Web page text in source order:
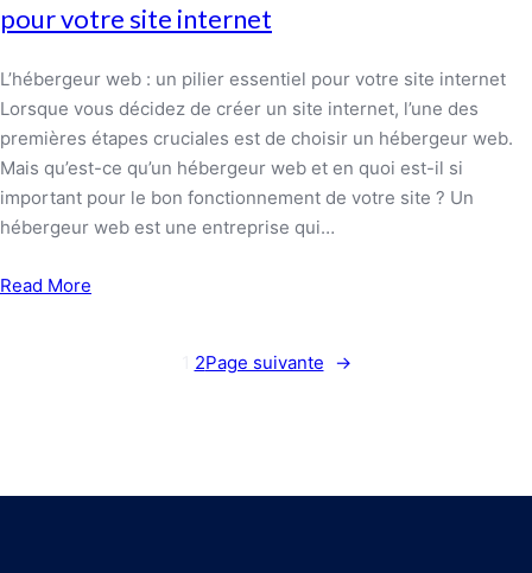
pour votre site internet
L’hébergeur web : un pilier essentiel pour votre site internet
Lorsque vous décidez de créer un site internet, l’une des
premières étapes cruciales est de choisir un hébergeur web.
Mais qu’est-ce qu’un hébergeur web et en quoi est-il si
important pour le bon fonctionnement de votre site ? Un
hébergeur web est une entreprise qui…
Read More
2Page suivante →